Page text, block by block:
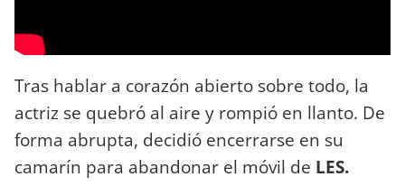
Tras hablar a corazón abierto sobre todo, la
actriz se quebró al aire y rompió en llanto. De
forma abrupta, decidió encerrarse en su
camarín para abandonar el móvil de LES.